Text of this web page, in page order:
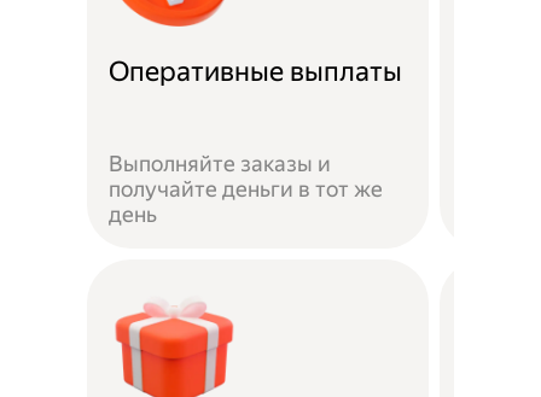
Оперативные выплаты
Выполняйте заказы и
получайте деньги в тот же
день